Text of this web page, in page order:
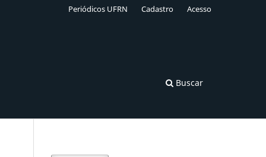
Buscar
Periódicos UFRN Cadastro Acesso